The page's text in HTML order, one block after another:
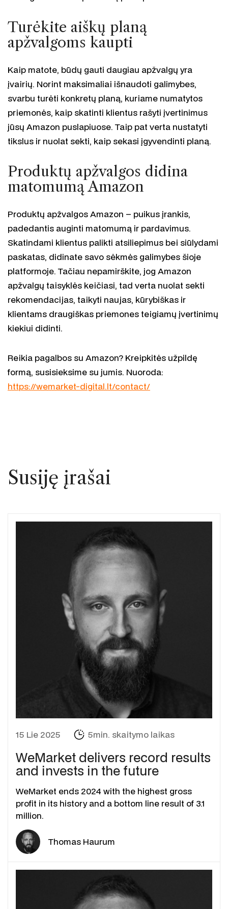
Turėkite aiškų planą
apžvalgoms kaupti
Kaip matote, būdų gauti daugiau apžvalgų yra
įvairių. Norint maksimaliai išnaudoti galimybes,
svarbu turėti konkretų planą, kuriame numatytos
priemonės, kaip skatinti klientus rašyti įvertinimus
jūsų Amazon puslapiuose. Taip pat verta nustatyti
tikslus ir nuolat sekti, kaip sekasi įgyvendinti planą.
Produktų apžvalgos didina
matomumą Amazon
Produktų apžvalgos Amazon – puikus įrankis,
padedantis auginti matomumą ir pardavimus.
Skatindami klientus palikti atsiliepimus bei siūlydami
paskatas, didinate savo sėkmės galimybes šioje
platformoje. Tačiau nepamirškite, jog Amazon
apžvalgų taisyklės keičiasi, tad verta nuolat sekti
rekomendacijas, taikyti naujas, kūrybiškas ir
klientams draugiškas priemones teigiamų įvertinimų
kiekiui didinti.
Reikia pagalbos su Amazon? Kreipkitės užpildę
formą, susisieksime su jumis. Nuoroda:
https://wemarket-digital.lt/contact/
Susiję įrašai
15 Lie 2025 5min. skaitymo laikas
WeMarket delivers record results
and invests in the future
WeMarket ends 2024 with the highest gross
profit in its history and a bottom line result of 3.1
million.
Thomas Haurum